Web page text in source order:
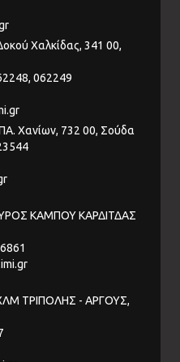
Χαλκίδας, 341 00,
062249
Χανίων, 732 00, Σούδα
ΚΑΜΠΟΥ ΚΑΡΔΙΤΔΑΣ
ΤΡΙΠΟΛΗΣ - ΑΡΓΟΥΣ,